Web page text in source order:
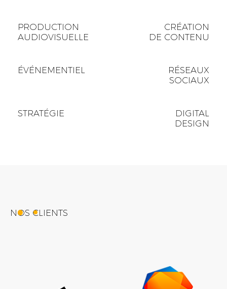
PRODUCTION
AUDIOVISUELLE
CRÉATION
DE CONTENU
ÉVÉNEMENTIEL
RÉSEAUX
SOCIAUX
STRATÉGIE
DIGITAL
DESIGN
NOS CLIENTS